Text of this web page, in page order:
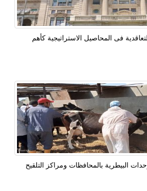
فى المحاصيل الاستراتيجية كأهم
البيطرية بالمحافظات ومراكز التلقيح